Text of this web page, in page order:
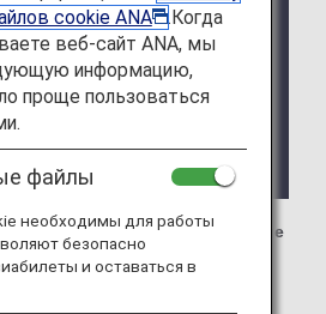
стороннего зала ожидания
без предварительного
страны или штата, в котором
доступа.
Shenzhen Airlines Lounge
Airport Loungeв
Таосянь (Шэньян). На этой
подробную информацию о
cookie ANA
.Когда
веб-сайт ANA, мы
информацию,
проще пользоваться
файлы
необходимы для работы
безопасно
и оставаться в